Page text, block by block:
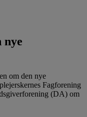
nye
om den nye
Fagforening
(DA) om